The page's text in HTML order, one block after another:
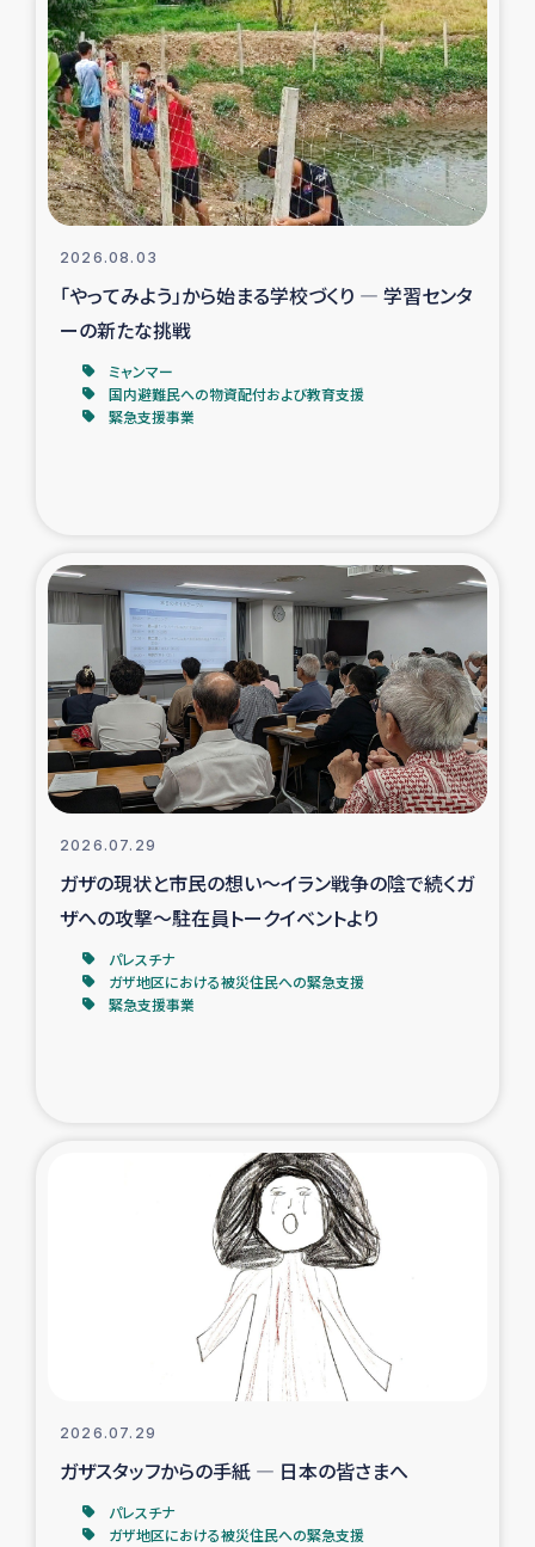
漁民によるマングローブ植林活動
レバノンでのシリア難民への食糧・越冬支援
レバノンにおける緊急支援
レバノンでのシリア難民への教育支援事業
レバノンでのシリア難民・レバノン人への農業支援
海外ルーツの市民との共生
神原ゼミxパルシック
仮設住宅生活支援・農業復興支援
漁業復興支援
インターン・ボランティア日誌
経済自立支援事業
ガザ空爆被災者への食料支援と農家生産支援
ガザ地区における羊の畜産支援
ガザ地区酪農を通した女性グループの生計支援
ふりかけ普及と食生活改善による栄養改善事業
フェアトレード事業
緊急支援事業
女性の生計向上を通じた子どもの栄養改善事業
民際教育
食べる
2026.08.03
「やってみよう」から始まる学校づくり ― 学習センタ
ーの新たな挑戦
ミャンマー
国内避難民への物資配付および教育支援
緊急支援事業
2026.07.29
ガザの現状と市民の想い～イラン戦争の陰で続くガ
ザへの攻撃～駐在員トークイベントより
パレスチナ
ガザ地区における被災住民への緊急支援
緊急支援事業
2026.07.29
ガザスタッフからの手紙 ― 日本の皆さまへ
パレスチナ
ガザ地区における被災住民への緊急支援